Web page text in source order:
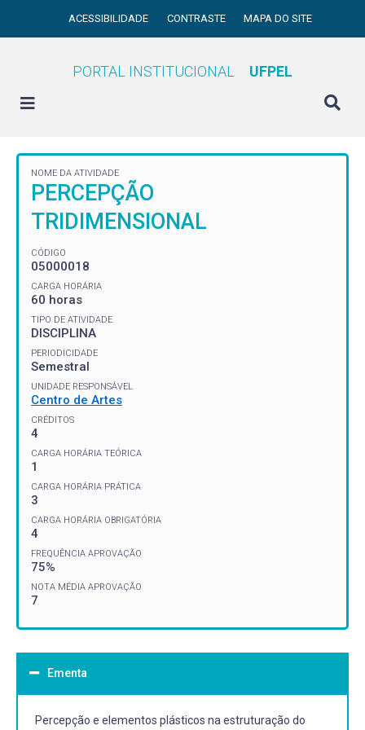
ACESSIBILIDADE CONTRASTE MAPA DO SITE
PORTAL INSTITUCIONAL UFPEL
NOME DA ATIVIDADE
PERCEPÇÃO
TRIDIMENSIONAL
CÓDIGO
05000018
CARGA HORÁRIA
60 horas
TIPO DE ATIVIDADE
DISCIPLINA
PERIODICIDADE
Semestral
UNIDADE RESPONSÁVEL
Centro de Artes
CRÉDITOS
4
CARGA HORÁRIA TEÓRICA
1
CARGA HORÁRIA PRÁTICA
3
CARGA HORÁRIA OBRIGATÓRIA
4
FREQUÊNCIA APROVAÇÃO
75%
NOTA MÉDIA APROVAÇÃO
7
Ementa
Percepção e elementos plásticos na estruturação do